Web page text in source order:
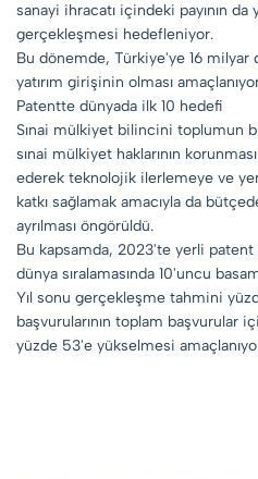
sanayi ihracatı içindeki payının
gerçekleşmesi hedefleniyor.
Bu dönemde, Türkiye'ye 16 milyar
yatırım girişinin olması
Patentte dünyada ilk 10 hedefi
Sınai mülkiyet bilincini toplumun
sınai mülkiyet haklarının
ederek teknolojik ilerlemeye ve
katkı sağlamak amacıyla da
ayrılması öngörüldü.
Bu kapsamda, 2023'te yerli patent
dünya sıralamasında 10'uncu
Yıl sonu gerçekleşme tahmini
başvurularının toplam başvurular
yüzde 53'e yükselmesi